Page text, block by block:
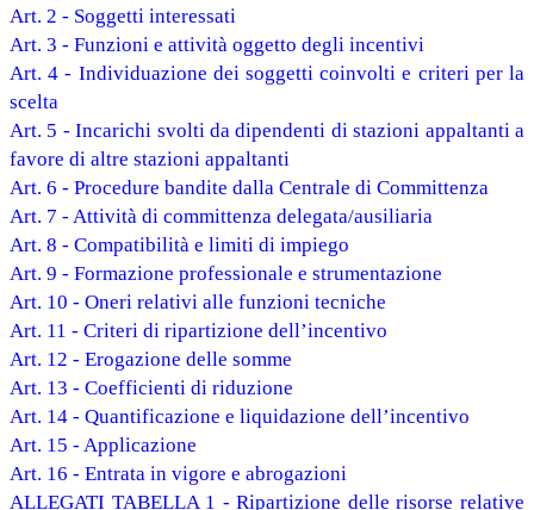
Art. 2 - Soggetti interessati
Art. 3 - Funzioni e attività oggetto degli incentivi
Art. 4 - Individuazione dei soggetti coinvolti e criteri per la
scelta
Art. 5 - Incarichi svolti da dipendenti di stazioni appaltanti a
favore di altre stazioni appaltanti
Art. 6 - Procedure bandite dalla Centrale di Committenza
Art. 7 - Attività di committenza delegata/ausiliaria
Art. 8 - Compatibilità e limiti di impiego
Art. 9 - Formazione professionale e strumentazione
Art. 10 - Oneri relativi alle funzioni tecniche
Art. 11 - Criteri di ripartizione dell’incentivo
Art. 12 - Erogazione delle somme
Art. 13 - Coefficienti di riduzione
Art. 14 - Quantificazione e liquidazione dell’incentivo
Art. 15 - Applicazione
Art. 16 - Entrata in vigore e abrogazioni
ALLEGATI TABELLA 1 - Ripartizione delle risorse relative